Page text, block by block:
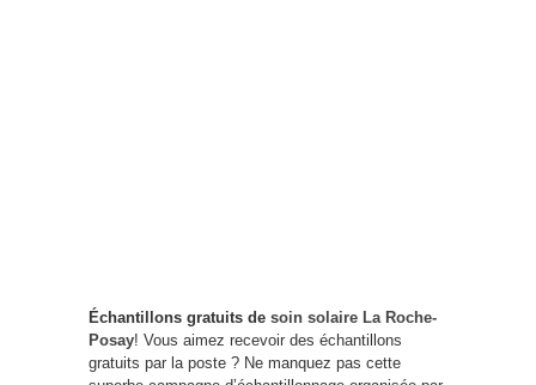
Échantillons gratuits de soin solaire La Roche-
Posay! Vous aimez recevoir des échantillons
gratuits par la poste ? Ne manquez pas cette